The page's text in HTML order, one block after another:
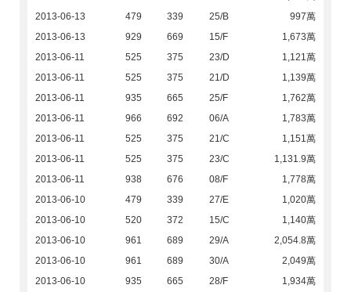
2013-06-13
479 339 25/B
997萬
2013-06-13
929 669 15/F
1,673萬
2013-06-11
525 375 23/D
1,121萬
2013-06-11
525 375 21/D
1,139萬
2013-06-11
935 665 25/F
1,762萬
2013-06-11
966 692 06/A
1,783萬
2013-06-11
525 375 21/C
1,151萬
2013-06-11
525 375 23/C
1,131.9萬
2013-06-11
938 676 08/F
1,778萬
2013-06-10
479 339 27/E
1,020萬
2013-06-10
520 372 15/C
1,140萬
2013-06-10
961 689 29/A
2,054.8萬
2013-06-10
961 689 30/A
2,049萬
2013-06-10
935 665 28/F
1,934萬